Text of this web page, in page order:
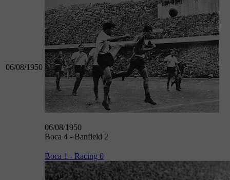
06/08/1950
06/08/1950
Boca 4 - Banfield 2
Boca 1 - Racing 0